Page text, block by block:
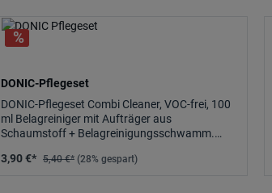
DONIC-Pflegeset
DONIC-Pflegeset Combi Cleaner, VOC-frei, 100
ml Belagreiniger mit Aufträger aus
Schaumstoff + Belagreinigungsschwamm.
3,90 €* 5,40 €* (28% gespart)